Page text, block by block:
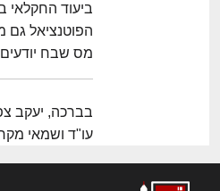
ביעוד החקלאי
הפוטנציאל גם
מס שבח
בברכה, יעקב
עו"ד ושמאי